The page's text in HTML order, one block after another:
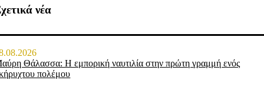
νέα
Θάλασσα: Η εμπορική ναυτιλία στην πρώτη γραμμή ενός
πολέμου